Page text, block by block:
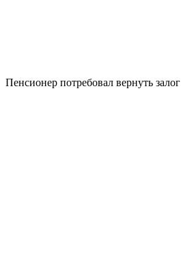
Пенсионер потребовал вернуть залог